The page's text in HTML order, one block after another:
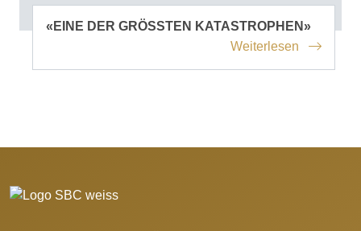
«EINE DER GRÖSSTEN KATASTROPHEN»
Weiterlesen